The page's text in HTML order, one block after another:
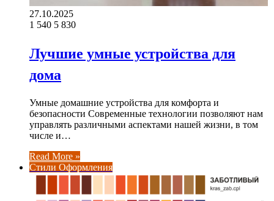
27.10.2025
1 540 5 830
Лучшие умные устройства для
дома
Умные домашние устройства для комфорта и
безопасности Современные технологии позволяют нам
управлять различными аспектами нашей жизни, в том
числе и…
Read More »
Стили Оформления